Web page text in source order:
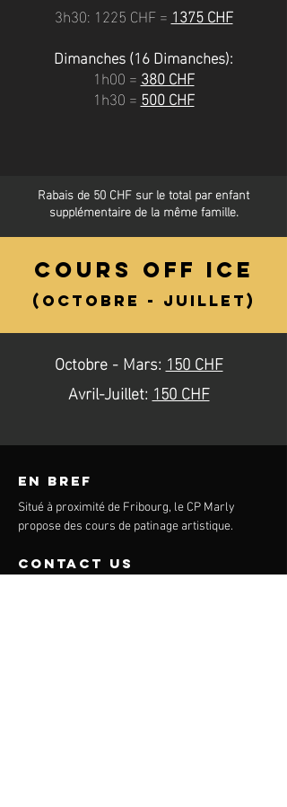
3h30: 1225 CHF = 1375 CHF
Dimanches (16 Dimanches):
1h00 =380 CHF
1h30 =500 CHF
Rabais de 50 CHF sur le total par enfant
supplémentaire de la même famille.
cours off ice
(octobre - juillet)
Octobre - Mars: 150 CHF
Avril-Juillet: 150 CHF
en bref
Situé à proximité de Fribourg, le CP Marly
propose des cours de patinage artistique.
contact us